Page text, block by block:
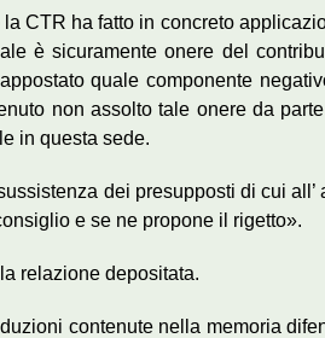
CTR ha fatto in concreto
è sicuramente onere del
quale componente
non assolto tale onere da
in questa sede.
dei presupposti di cui
e se ne propone il rigetto».
relazione depositata.
contenute nella memoria